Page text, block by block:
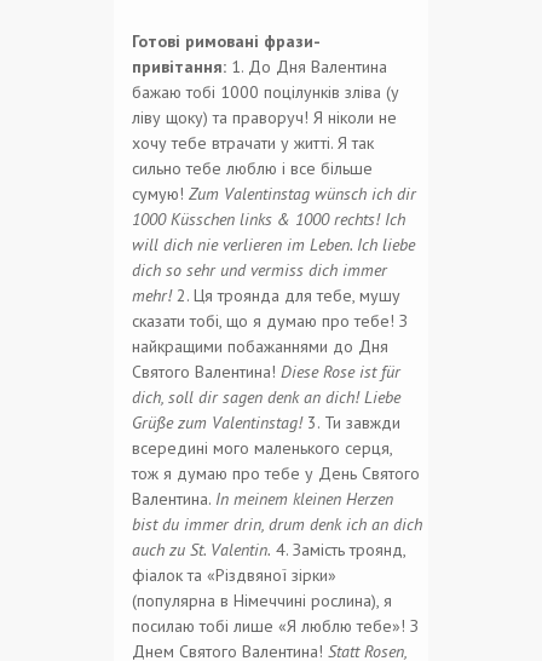
Готові римовані фрази-
привітання: 1. До Дня Валентина
бажаю тобі 1000 поцілунків зліва (у
ліву щоку) та праворуч! Я ніколи не
хочу тебе втрачати у житті. Я так
сильно тебе люблю і все більше
сумую! Zum Valentinstag wünsch ich dir
1000 Küsschen links & 1000 rechts! Ich
will dich nie verlieren im Leben. Ich liebe
dich so sehr und vermiss dich immer
mehr!2. Ця троянда для тебе, мушу
сказати тобі, що я думаю про тебе! З
найкращими побажаннями до Дня
Святого Валентина! Diese Rose ist für
dich, soll dir sagen denk an dich! Liebe
Grüße zum Valentinstag!3. Ти завжди
всередині мого маленького серця,
тож я думаю про тебе у День Святого
Валентина. In meinem kleinen Herzen
bist du immer drin, drum denk ich an dich
auch zu St. Valentin. 4. Замість троянд,
фіалок та «Різдвяної зірки»
(популярна в Німеччині рослина), я
посилаю тобі лише «Я люблю тебе»! З
Днем Святого Валентина! Statt Rosen,